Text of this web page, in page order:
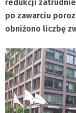
redukcji
po zawarciu
obniżono liczbę